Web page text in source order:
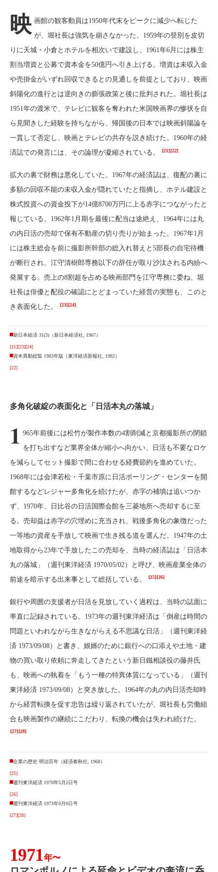
映 画館の観客動員は1950年代末をピークに減少へ転じた
が、堀社長は強気を崩さなかった。1959年の登別を皮切
りに天城・小倉とホテルを相次いで建設し、1961年6月には株主
割当増資と公募で資本金を50億円へ引き上げる。増資は未収入金
や売掛金がいずれ回収できるとの見通しを前提としており、映画
斜陽化の進行とは逆向きの膨張政策と後に批判された。堀社長は
1951年の渡米で、テレビに観客を奪われた米国映画界の惨状を自
ら見聞きした経験を持ちながら、帰国後の日本では映画斜陽論を
一貫して否定し、映画とテレビの共存を説き続けた。1960年の経
済誌での発言には、その論理が凝縮されている。
[21][22]
拡大の裏で財務は悪化していた。1967年の経済誌は、復配の裏に
多額の回収不能の未収入金が隠れていたと指摘し、ホテル建設と
株式投資への資金投下が14億8700万円に上る赤字につながったと
報じている。1962年1月期を最後に配当は途絶え、1964年には丸
の内日活の売却で保有不動産の切り売りが始まった。1967年1月
には株主総会を前に撮影所幹部の総入れ替えと5部長の自宅待機
が断行され、江守清樹郎専務以下の辞任が取り沙汰される内紛へ
発展する。売上の8割超を占める映画部門を江守専務に委ね、堀
社長は俳優と配役の確認にとどまっていた経営の実態も、このと
き表面化した。
[23][24]
新日本経済 31(3)（新日本経済社, 1967）
[21][23][24]
資本異動総覧 1983年版（東洋経済新報社, 1982）
[22]
多角化破綻の表面化と「日活本丸の落城」
1 965年前後には松竹が製作本数の4割削減と京都撮影所の閉鎖
を打ち出すなど業界全体が縮小へ向かい、日活も不要なロケ
を減らしてセット撮影で間に合わせる経費節約を進めていた。
1968年には会津若松・千葉市原に日活ボーリング・センターを開
館するなどレジャー多角化を続けたが、赤字の補填は追いつか
ず、1970年、日比谷の日活国際会館を三菱地所へ売却するに至
る。売却益は赤字の穴埋めに充当され、戦後多角化の象徴だった
一等地の資産を手放して映画で生き残る道を選んだ。1947年の土
地取得から23年で手放したこの売却を、当時の経済誌は「日活本
丸の落城」（週刊東洋経済 1970/05/02）と呼び、映画産業全体の
前途を暗示する出来事として総括している。
[25][26]
銀行や周囲の支援者が日活を見放していく過程は、当時の誌面に
率直に記録されている。1973年の週刊東洋経済は「倒産は時間の
問題といわれながら生きながらえる不思議な日活」（週刊東洋経
済 1973/09/08）と書き、娘婿のために銀行への口添えや土地・建
物の買い取り依頼に奔走してきたという新日鐵相談役の藤井氏
も、映画への執着を「もう一種の特異体質になっている」（週刊
東洋経済 1973/09/08）と突き放した。1964年の丸の内日活売却時
から経営転換を促す忠告は繰り返されていたが、堀社長も労働組
合も映画製作の継続にこだわり、転換の機会は失われ続けた。
[27][28]
企業の歴史 明治百年（経済春秋社, 1968）
[25]
週刊東洋経済 1970年5月2日号
[26]
週刊東洋経済 1973年9月8日号
[27][28]
1971年〜